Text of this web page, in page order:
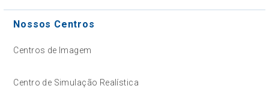
Nossos Centros
Centros de Imagem
Centro de Simulação Realística